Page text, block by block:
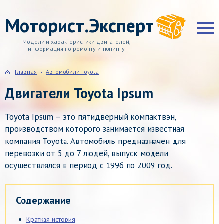
Моторист.Эксперт
Модели и характеристики двигателей,
информация по ремонту и тюнингу
Главная Автомобили Toyota
Двигатели Toyota Ipsum
Toyota Ipsum – это пятидверный компактвэн,
производством которого занимается известная
компания Toyota. Автомобиль предназначен для
перевозки от 5 до 7 людей, выпуск модели
осуществлялся в период с 1996 по 2009 год.
Содержание
Краткая история